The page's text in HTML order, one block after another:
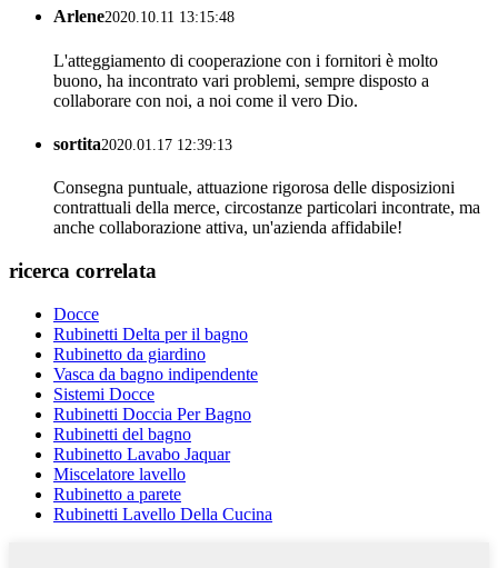
Arlene2020.10.11 13:15:48
L'atteggiamento di cooperazione con i fornitori è molto
buono, ha incontrato vari problemi, sempre disposto a
collaborare con noi, a noi come il vero Dio.
sortita2020.01.17 12:39:13
Consegna puntuale, attuazione rigorosa delle disposizioni
contrattuali della merce, circostanze particolari incontrate, ma
anche collaborazione attiva, un'azienda affidabile!
ricerca correlata
Docce
Rubinetti Delta per il bagno
Rubinetto da giardino
Vasca da bagno indipendente
Sistemi Docce
Rubinetti Doccia Per Bagno
Rubinetti del bagno
Rubinetto Lavabo Jaquar
Miscelatore lavello
Rubinetto a parete
Rubinetti Lavello Della Cucina